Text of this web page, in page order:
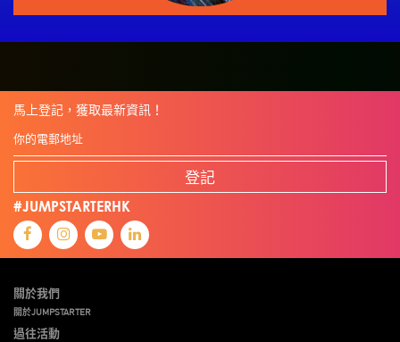
馬上登記，獲取最新資訊！
登記
#JUMPSTARTERHK
關於我們
關於JUMPSTARTER
過往活動